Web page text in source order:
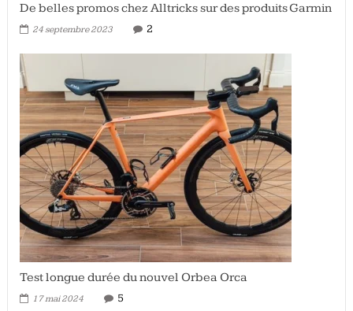
De belles promos chez Alltricks sur des produits Garmin
24 septembre 2023 2
Test longue durée du nouvel Orbea Orca
17 mai 2024 5